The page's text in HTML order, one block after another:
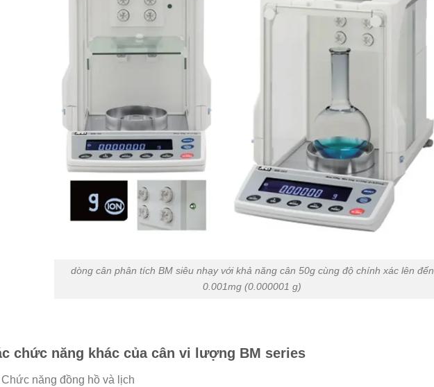
dòng cân phân tích BM siêu nhạy với khả năng cân 50g cùng độ chính xác lên đến
0.001mg (0.000001 g)
chức năng khác của cân vi lượng BM series
năng đồng hồ và lịch